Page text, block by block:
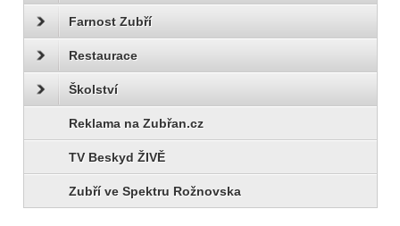
Farnost Zubří
Restaurace
Školství
Reklama na Zubřan.cz
TV Beskyd ŽIVĚ
Zubří ve Spektru Rožnovska